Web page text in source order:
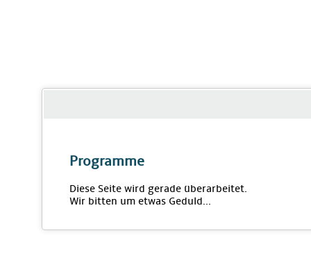
Programme
Diese Seite wird gerade überarbeitet.
Wir bitten um etwas Geduld...